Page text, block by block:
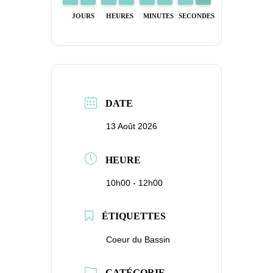
JOURS HEURES MINUTES SECONDES
DATE
13 Août 2026
HEURE
10h00 - 12h00
ÉTIQUETTES
Coeur du Bassin